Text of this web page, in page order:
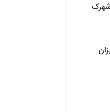
داخل شهرک